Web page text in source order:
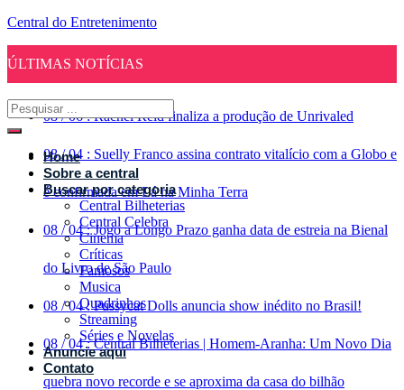
Central do Entretenimento
ÚLTIMAS NOTÍCIAS
08 / 06 : Rachel Reid finaliza a produção de Unrivaled
08 / 04 : Suelly Franco assina contrato vitalício com a Globo e
é confirmada em Lá na Minha Terra
08 / 04 : Jogo a Longo Prazo ganha data de estreia na Bienal
do Livro de São Paulo
08 / 04 : Pussycat Dolls anuncia show inédito no Brasil!
08 / 04 : Central Bilheterias | Homem-Aranha: Um Novo Dia
quebra novo recorde e se aproxima da casa do bilhão
Home
Sobre a central
Buscar por categoria
Central Bilheterias
Central Celebra
Cinema
Críticas
Famosos
Musica
Quadrinhos
Streaming
Séries e Novelas
Anuncie aqui
Contato